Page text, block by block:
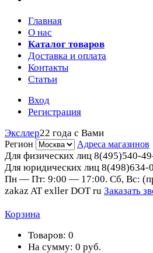
Главная
О нас
Каталог товаров
Доставка и оплата
Контакты
Статьи
Вход
Регистрация
Эксллер22 года с Вами
Регион Адреса магазинов
Для физических лиц 8(495)540-
Для юридических лиц 8(498)634-
Пн — Пт: 9:00 — 17:00. Сб, Вс:
zakaz AT exller DOT ru Заказать
Корзина
Товаров: 0
На сумму: 0 руб.